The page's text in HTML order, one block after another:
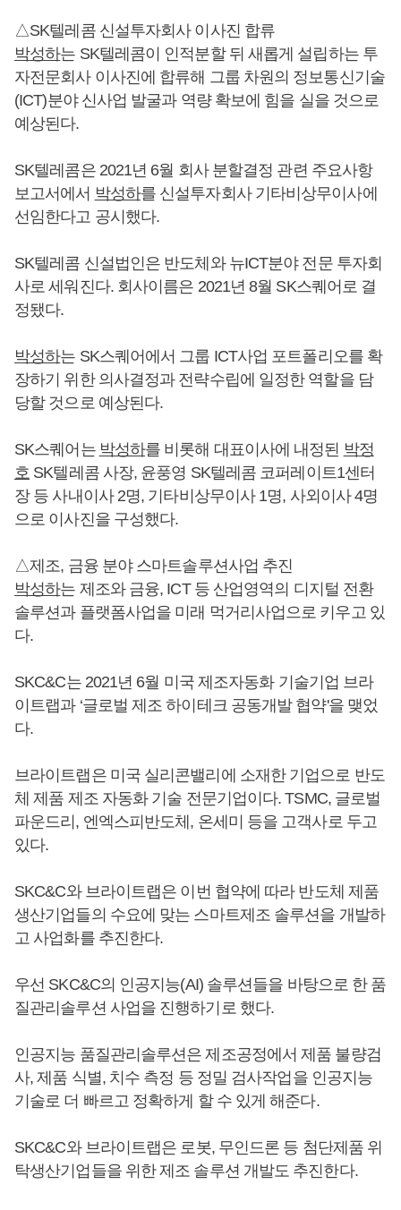
△SK텔레콤 신설투자회사 이사진 합류
박성하는 SK텔레콤이 인적분할 뒤 새롭게 설립하는 투
자전문회사 이사진에 합류해 그룹 차원의 정보통신기술
(ICT)분야 신사업 발굴과 역량 확보에 힘을 실을 것으로
예상된다.
SK텔레콤은 2021년 6월 회사 분할결정 관련 주요사항
보고서에서 박성하를 신설투자회사 기타비상무이사에
선임한다고 공시했다.
SK텔레콤 신설법인은 반도체와 뉴ICT분야 전문 투자회
사로 세워진다. 회사이름은 2021년 8월 SK스퀘어로 결
정됐다.
박성하는 SK스퀘어에서 그룹 ICT사업 포트폴리오를 확
장하기 위한 의사결정과 전략수립에 일정한 역할을 담
당할 것으로 예상된다.
SK스퀘어는 박성하를 비롯해 대표이사에 내정된 박정
호 SK텔레콤 사장, 윤풍영 SK텔레콤 코퍼레이트1센터
장 등 사내이사 2명, 기타비상무이사 1명, 사외이사 4명
으로 이사진을 구성했다.
△제조, 금융 분야 스마트솔루션사업 추진
박성하는 제조와 금융, ICT 등 산업영역의 디지털 전환
솔루션과 플랫폼사업을 미래 먹거리사업으로 키우고 있
다.
SKC&C는 2021년 6월 미국 제조자동화 기술기업 브라
이트랩과 ‘글로벌 제조 하이테크 공동개발 협약'을 맺었
다.
브라이트랩은 미국 실리콘밸리에 소재한 기업으로 반도
체 제품 제조 자동화 기술 전문기업이다. TSMC, 글로벌
파운드리, 엔엑스피반도체, 온세미 등을 고객사로 두고
있다.
SKC&C와 브라이트랩은 이번 협약에 따라 반도체 제품
생산기업들의 수요에 맞는 스마트제조 솔루션을 개발하
고 사업화를 추진한다.
우선 SKC&C의 인공지능(AI) 솔루션들을 바탕으로 한 품
질관리솔루션 사업을 진행하기로 했다.
인공지능 품질관리솔루션은 제조공정에서 제품 불량검
사, 제품 식별, 치수 측정 등 정밀 검사작업을 인공지능
기술로 더 빠르고 정확하게 할 수 있게 해준다.
SKC&C와 브라이트랩은 로봇, 무인드론 등 첨단제품 위
탁생산기업들을 위한 제조 솔루션 개발도 추진한다.